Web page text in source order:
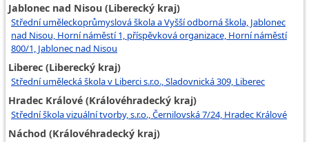
Jablonec nad Nisou (Liberecký kraj)
Střední uměleckoprůmyslová škola a Vyšší odborná škola, Jablonec
nad Nisou, Horní náměstí 1, příspěvková organizace, Horní náměstí
800/1, Jablonec nad Nisou
Liberec (Liberecký kraj)
Střední umělecká škola v Liberci s.r.o., Sladovnická 309, Liberec
Hradec Králové (Královéhradecký kraj)
Střední škola vizuální tvorby, s.r.o., Černilovská 7/24, Hradec Králové
Náchod (Královéhradecký kraj)